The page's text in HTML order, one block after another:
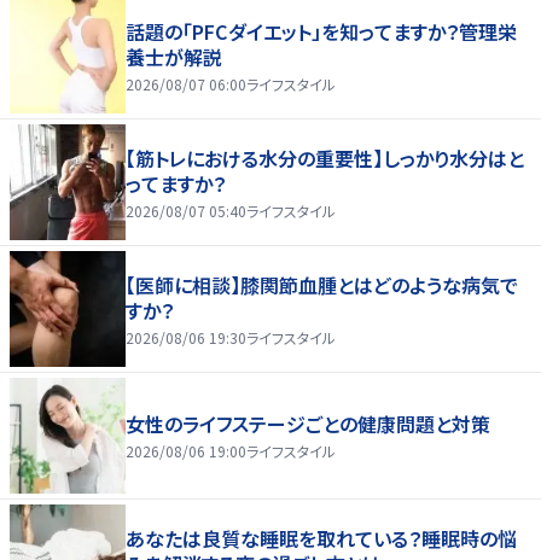
話題の「PFCダイエット」を知ってますか？管理栄
養士が解説
2026/08/07 06:00ライフスタイル
【筋トレにおける水分の重要性】しっかり水分はと
ってますか？
2026/08/07 05:40ライフスタイル
【医師に相談】膝関節血腫とはどのような病気で
すか？
2026/08/06 19:30ライフスタイル
女性のライフステージごとの健康問題と対策
2026/08/06 19:00ライフスタイル
あなたは良質な睡眠を取れている？睡眠時の悩